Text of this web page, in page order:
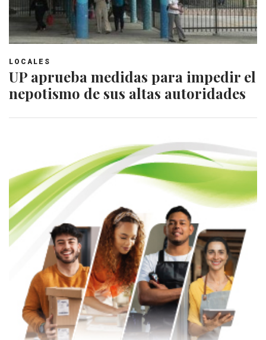
LOCALES
UP aprueba medidas para impedir el
nepotismo de sus altas autoridades